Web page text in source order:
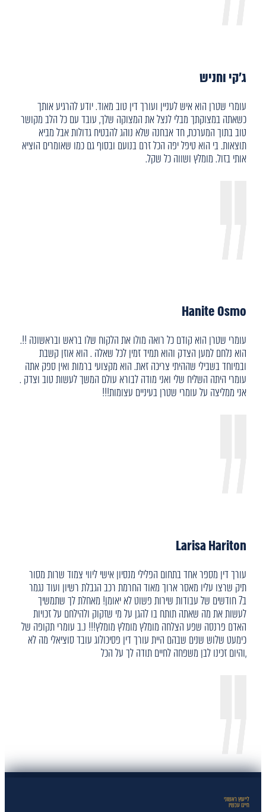
ג'קי וחניש
עומרי שטרן הוא איש לעניין ועורך דין טוב מאוד. יודע להרגיע אותך
כשאתה במצוקתך מבלי לנצל את המצוקה שלך, עובד עם כל הלב מקושר
טוב בתוך המערכת, חד אבחנה שלא נוהג להבטיח גדולות אבל מביא
תוצאות. בי הוא טיפל יפה הכל זרם בנועם ובסוף גם כמו שאומרים הוציא
אותי בזול. מומלץ ושווה כל שקל.
Hanite Osmo
עומרי שטרן הוא קודם כל רואה מולו את הלקוח שלו בראש ובראשונה !!.
הוא נלחם למען הצדק והוא תמיד זמין לכל שאלה . הוא אוזן קשבת
ובמיוחד בשבילי שההיתי צריכה זאת. הוא מקצועי ברמות ואין ספק אתה
עומרי היתה השליח שלי ואני מודה לבורא עולם המשך לעשות טוב וצדק .
אני ממליצה על עומרי שטרן בעיניים עצומות!!!
Larisa Hariton
עורך דין מספר אחד בתחום הפלילי מנסיון אישי ליווי צמוד שרות מסור
תיק שרצו עליו מאסר ארוך מאוד החרמת רכב הגבלת רשיון ועוד נגמר
ב7 חודשים של עבודות שירות פשוט לא יאומן! מאחלת לך שתמשיך
לעשות את מה שאתה תותח בו להגן על מי שזקוק ולהילחם על זכויות
האדם פרנסה שפע הצלחה מומלץ מומלץ מומלץ!!! נ.ב עומרי תקופה של
כימעט שלוש שנים שבהם היית עורך דין פסיכולוג עובד סוציאלי מה לא
,והיום זכינו לבן משפחה לחיים תודה לך על הכל
לייעוץ ראשוני
חייגו עכשיו